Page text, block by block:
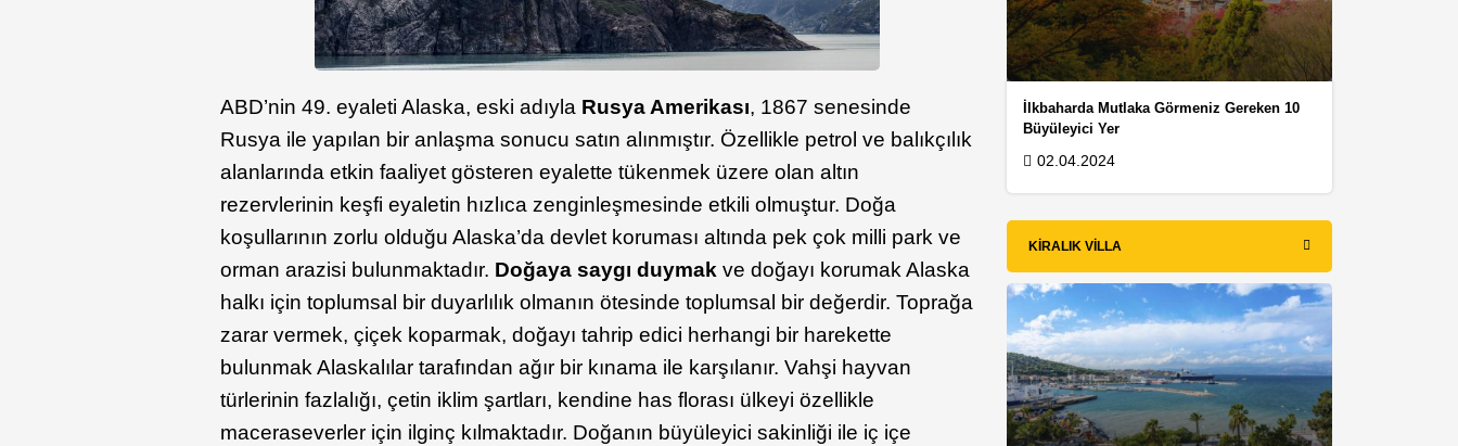
ABD’nin 49. eyaleti Alaska, eski adıyla Rusya Amerikası, 1867 senesinde
Rusya ile yapılan bir anlaşma sonucu satın alınmıştır. Özellikle petrol ve balıkçılık
alanlarında etkin faaliyet gösteren eyalette tükenmek üzere olan altın
rezervlerinin keşfi eyaletin hızlıca zenginleşmesinde etkili olmuştur. Doğa
koşullarının zorlu olduğu Alaska’da devlet koruması altında pek çok milli park ve
orman arazisi bulunmaktadır. Doğaya saygı duymak ve doğayı korumak Alaska
halkı için toplumsal bir duyarlılık olmanın ötesinde toplumsal bir değerdir. Toprağa
zarar vermek, çiçek koparmak, doğayı tahrip edici herhangi bir harekette
bulunmak Alaskalılar tarafından ağır bir kınama ile karşılanır. Vahşi hayvan
türlerinin fazlalığı, çetin iklim şartları, kendine has florası ülkeyi özellikle
maceraseverler için ilginç kılmaktadır. Doğanın büyüleyici sakinliği ile iç içe
İlkbaharda Mutlaka Görmeniz Gereken 10
Büyüleyici Yer
02.04.2024
KIRALIK VILLA